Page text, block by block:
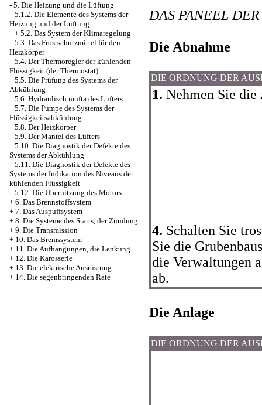
- 5. Die Heizung und die Lüftung
5.1.2. Die Elemente des Systems der
Heizung und der Lüftung
+ 5.2. Das System der Klimaregelung
5.3. Das Frostschutzmittel für den
Heizkörper
5.4. Der Thermoregler der kühlenden
Flüssigkeit (der Thermostat)
5.5. Die Prüfung des Systems der
Abkühlung
5.6. Hydraulisch mufta des Lüfters
5.7. Die Pumpe des Systems der
Flüssigkeitsabkühlung
5.8. Der Heizkörper
5.9. Der Mantel des Lüfters
5.10. Die Diagnostik der Defekte des
Systems der Abkühlung
5.11. Die Diagnostik der Defekte des
Systems der Indikation des Niveaus der
kühlenden Flüssigkeit
5.12. Die Überhitzung des Motors
+ 6. Das Brennstoffsystem
+ 7. Das Auspuffsystem
+ 8. Die Systeme des Starts, der Zündung
+ 9. Die Transmission
+ 10. Das Bremssystem
+ 11. Die Aufhängungen, die Lenkung
+ 12. Die Karosserie
+ 13. Die elektrische Ausrüstung
+ 14. Die segenbringenden Räte
DAS PANEEL
Die Abnahme
DIE ORDNUNG DER
1. Nehmen Sie die
4. Schalten Sie
Sie die
die Verwaltungen
ab.
Die Anlage
DIE ORDNUNG DER